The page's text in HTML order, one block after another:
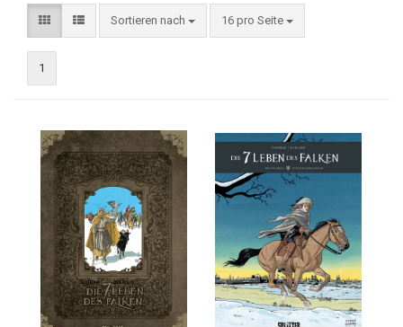
Sortieren nach 16 pro Seite
1